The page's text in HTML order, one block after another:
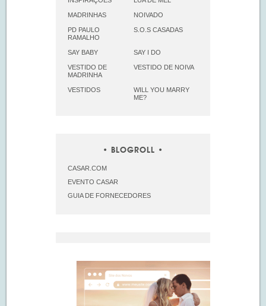
MADRINHAS NOIVADO
PD PAULO
RAMALHO
S.O.S CASADAS
SAY BABY SAY I DO
VESTIDO DE
MADRINHA
VESTIDO DE NOIVA
VESTIDOS
WILL YOU MARRY
ME?
BLOGROLL
CASAR.COM
EVENTO CASAR
GUIA DE FORNECEDORES